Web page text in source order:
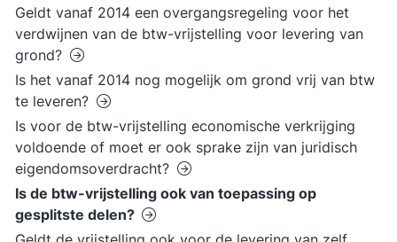
Geldt vanaf 2014 een overgangsregeling voor het
verdwijnen van de btw-vrijstelling voor levering van
grond?
Is het vanaf 2014 nog mogelijk om grond vrij van btw
te leveren?
Is voor de btw-vrijstelling economische verkrijging
voldoende of moet er ook sprake zijn van juridisch
eigendomsoverdracht?
Is de btw-vrijstelling ook van toepassing op
gesplitste delen?